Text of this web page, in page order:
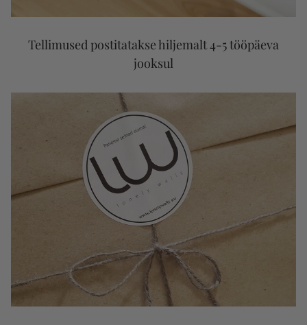
Tellimused postitatakse hiljemalt 4-5 tööpäeva
jooksul